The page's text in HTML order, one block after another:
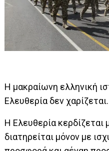
Η μακραίωνη ελληνική
Ελευθερία δεν χαρίζεται.
Η Ελευθερία κερδίζεται
διατηρείται μόνον με